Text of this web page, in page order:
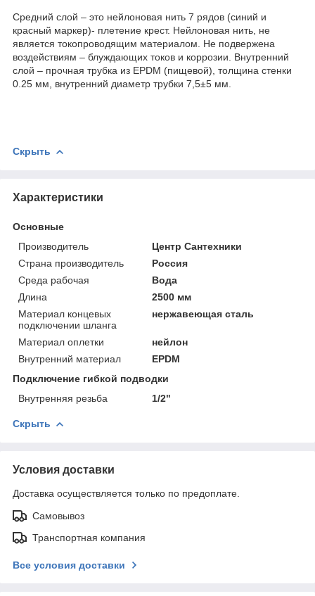
Средний слой – это нейлоновая нить 7 рядов (синий и
красный маркер)- плетение крест. Нейлоновая нить, не
является токопроводящим материалом. Не подвержена
воздействиям – блуждающих токов и коррозии. Внутренний
слой – прочная трубка из EPDM (пищевой), толщина стенки
0.25 мм, внутренний диаметр трубки 7,5±5 мм.
Скрыть
Характеристики
Основные
Производитель
Центр Сантехники
Страна производитель
Россия
Среда рабочая
Вода
Длина
2500 мм
Материал концевых
подключении шланга
нержавеющая сталь
Материал оплетки
нейлон
Внутренний материал
EPDM
Подключение гибкой подводки
Внутренняя резьба
1/2"
Скрыть
Условия доставки
Доставка осуществляется только по предоплате.
Самовывоз
Транспортная компания
Все условия доставки